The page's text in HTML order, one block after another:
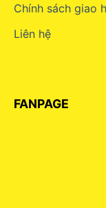
Chính sách giao
Liên hệ
FANPAGE